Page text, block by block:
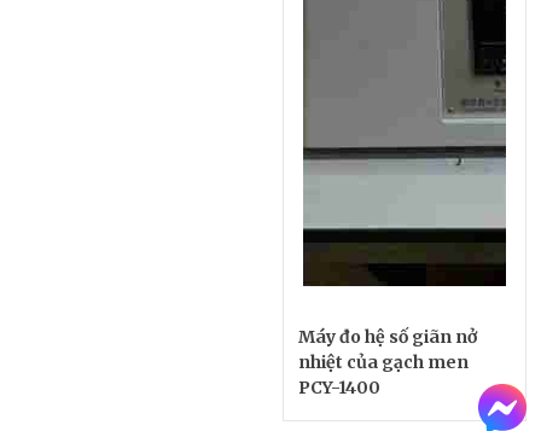
Máy đo hệ số giãn nở
nhiệt của gạch men
PCY-1400